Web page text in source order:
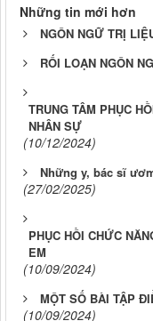
Những tin mới hơn
NGÔN NGỮ TRỊ
RỐI LOẠN NGÔN
TRUNG TÂM PHỤC
NHÂN SỰ
(10/12/2024)
Những y, bác sĩ
(27/02/2025)
PHỤC HỒI CHỨC
EM
(10/09/2024)
MỘT SỐ BÀI TẬP
(10/09/2024)